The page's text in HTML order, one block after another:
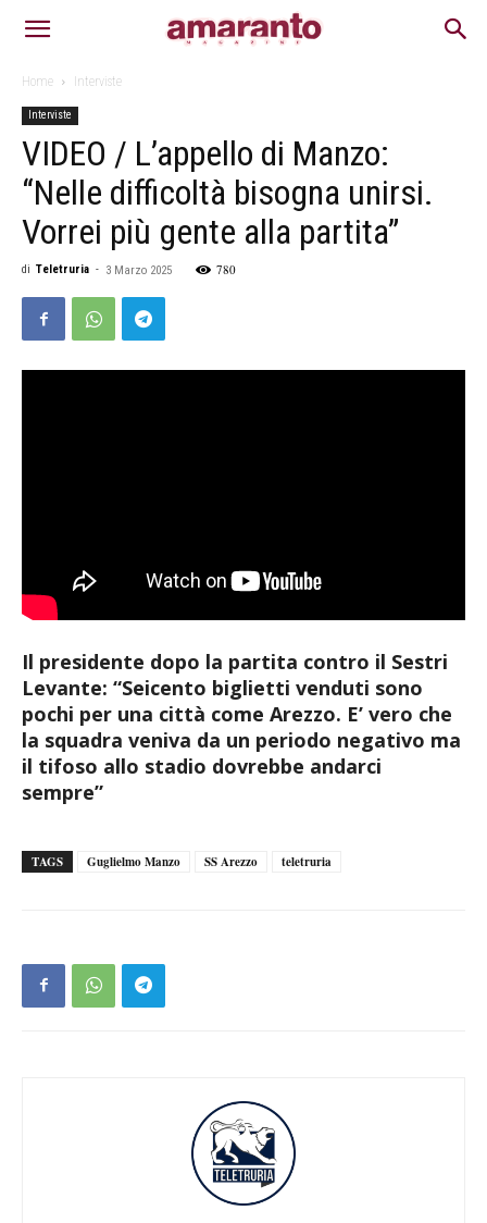
Home Interviste
Interviste
VIDEO / L’appello di Manzo:
“Nelle difficoltà bisogna unirsi.
Vorrei più gente alla partita”
di Teletruria - 3 Marzo 2025 780
Il presidente dopo la partita contro il Sestri
Levante: “Seicento biglietti venduti sono
pochi per una città come Arezzo. E’ vero che
la squadra veniva da un periodo negativo ma
il tifoso allo stadio dovrebbe andarci
sempre”
TAGS Guglielmo Manzo SS Arezzo teletruria